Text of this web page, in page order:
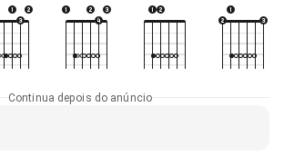
Continua depois do anúncio